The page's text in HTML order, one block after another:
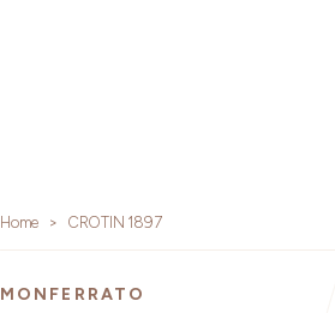
Home CROTIN 1897
MONFERRATO